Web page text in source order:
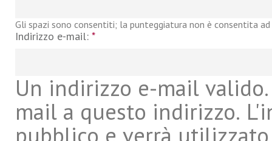
Gli spazi sono consentiti; la punteggiatura non è consentita
Indirizzo e-mail: *
Un indirizzo e-mail
mail a questo indirizzo.
pubblico e verrà